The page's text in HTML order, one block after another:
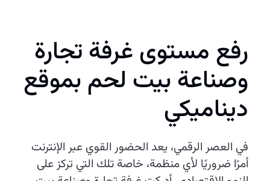
رفع مستوى غرفة تجارة
وصناعة بيت لحم بموقع
ديناميكي
في العصر الرقمي، يعد الحضور القوي عبر الإنترنت
أمرًا ضروريًا لأي منظمة، خاصة تلك التي تركز على